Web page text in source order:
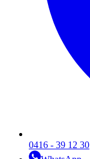
0416 - 39 12 30